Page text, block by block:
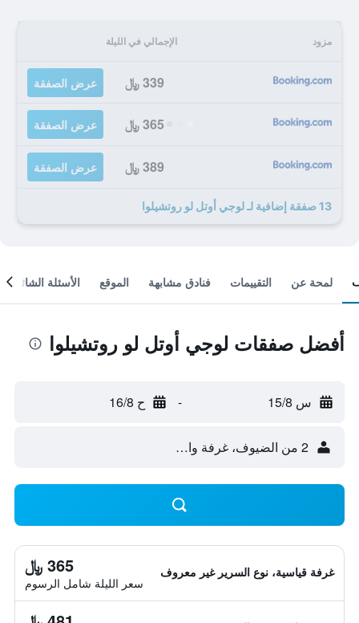
مزود الإجمالي في الليلة
339 ﷼ عرض الصفقة
365 ﷼ عرض الصفقة
389 ﷼ عرض الصفقة
13 صفقة إضافية لـ لوجي أوتل لو روتشيلوا
لمحة عن التقييمات فنادق مشابهة الموقع الأسئلة الشائعة
أفضل صفقات لوجي أوتل لو روتشيلوا
س 15/8 - ح 16/8
2 من الضيوف، غرفة واحدة
غرفة قياسية، نوع السرير غير معروف 365 ﷼
سعر الليلة شامل الرسوم